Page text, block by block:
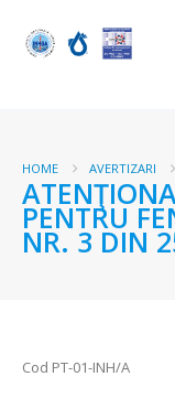
HOME AVERTIZARI
PENTRU
NR. 3 DIN
Cod PT-01-INH/A